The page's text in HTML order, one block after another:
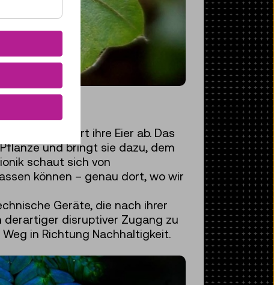
an, legen dort ihre Eier ab. Das
und bringt sie dazu, dem
schaut sich von
können – genau dort, wo wir
Geräte, die nach ihrer
derartiger disruptiver Zugang zu
in Richtung Nachhaltigkeit.